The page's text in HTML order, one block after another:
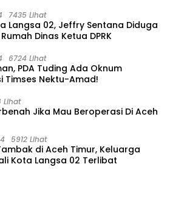
7435 Lihat
Langsa 02, Jeffry Sentana Diduga
Dinas Ketua DPRK
6724 Lihat
PDA Tuding Ada Oknum
Timses Nektu-Amad!
Lihat
Jika Mau Beroperasi Di Aceh
5912 Lihat
di Aceh Timur, Keluarga
Kota Langsa 02 Terlibat